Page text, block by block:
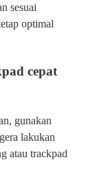
sesuai
optimal
cepat
gunakan
lakukan
atau trackpad